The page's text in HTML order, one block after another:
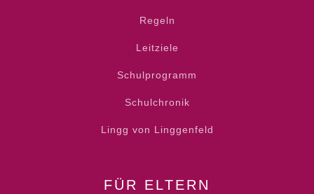
Regeln
Leitziele
Schulprogramm
Schulchronik
Lingg von Linggenfeld
FÜR ELTERN